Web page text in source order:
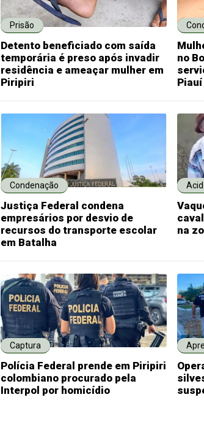
Prisão
Detento beneficiado com saída
temporária é preso após invadir
residência e ameaçar mulher em
Piripiri
no
Piauí
Condenação
Justiça Federal condena
empresários por desvio de
recursos do transporte escolar
em Batalha
na
Captura
Polícia Federal prende em Piripiri
colombiano procurado pela
Interpol por homicídio